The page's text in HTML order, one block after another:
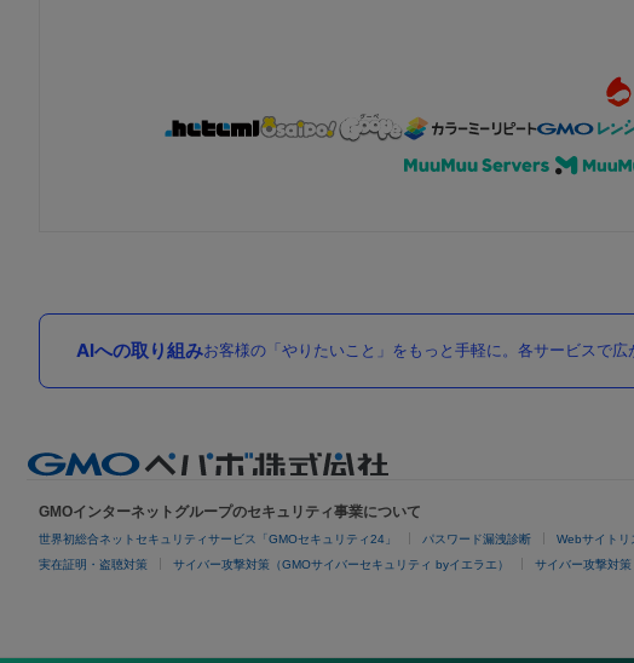
AIへの取り組みお客様の「やりたいこと」をもっと手軽に。各サービスで
GMOインターネットグループのセキュリティ事業について
世界初総合ネットセキュリティサービス「GMOセキュリティ24」 パスワード漏洩診断 Webサイトリ
実在証明・盗聴対策 サイバー攻撃対策（GMOサイバーセキュリティ byイエラエ） サイバー攻撃対策